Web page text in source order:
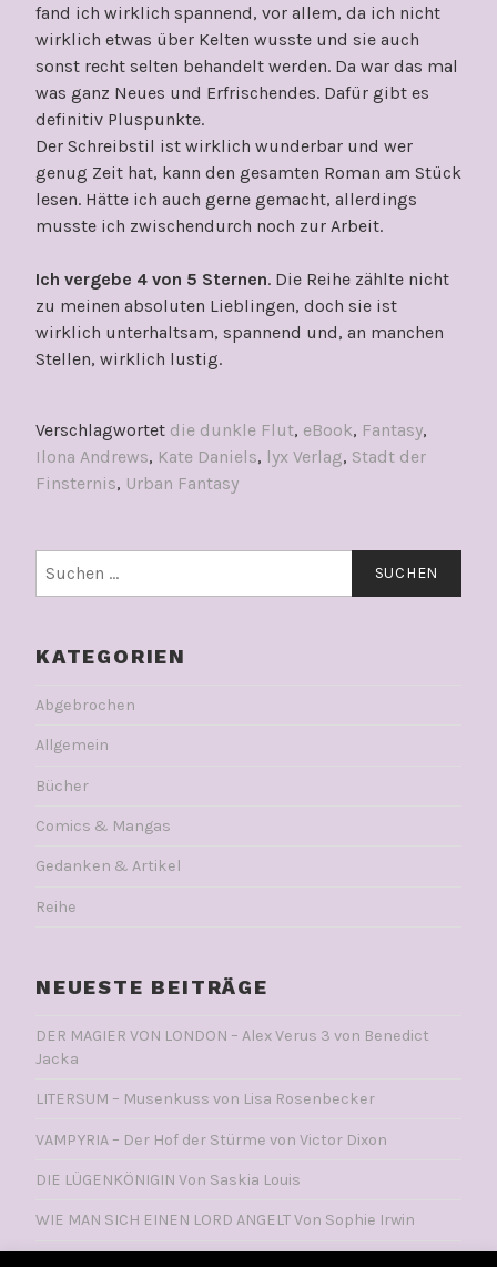
fand ich wirklich spannend, vor allem, da ich nicht
wirklich etwas über Kelten wusste und sie auch
sonst recht selten behandelt werden. Da war das mal
was ganz Neues und Erfrischendes. Dafür gibt es
definitiv Pluspunkte.
Der Schreibstil ist wirklich wunderbar und wer
genug Zeit hat, kann den gesamten Roman am Stück
lesen. Hätte ich auch gerne gemacht, allerdings
musste ich zwischendurch noch zur Arbeit.
Ich vergebe 4 von 5 Sternen. Die Reihe zählte nicht
zu meinen absoluten Lieblingen, doch sie ist
wirklich unterhaltsam, spannend und, an manchen
Stellen, wirklich lustig.
Verschlagwortet die dunkle Flut, eBook, Fantasy,
Ilona Andrews, Kate Daniels, lyx Verlag, Stadt der
Finsternis, Urban Fantasy
nach:
KATEGORIEN
Abgebrochen
Allgemein
Bücher
Comics & Mangas
Gedanken & Artikel
Reihe
NEUESTE BEITRÄGE
DER MAGIER VON LONDON – Alex Verus 3 von Benedict
Jacka
LITERSUM – Musenkuss von Lisa Rosenbecker
VAMPYRIA – Der Hof der Stürme von Victor Dixon
DIE LÜGENKÖNIGIN Von Saskia Louis
WIE MAN SICH EINEN LORD ANGELT Von Sophie Irwin